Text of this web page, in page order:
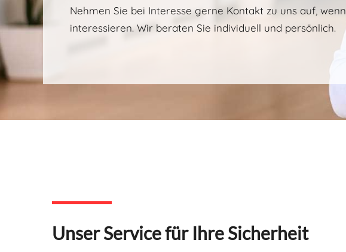
Nehmen Sie bei Interesse gerne Kontakt zu uns auf,
interessieren. Wir beraten Sie individuell und persönlich.
Unser Service für Ihre Sicherheit